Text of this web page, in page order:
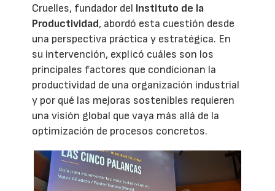
Cruelles, fundador del Instituto de la
Productividad, abordó esta cuestión desde
una perspectiva práctica y estratégica. En
su intervención, explicó cuáles son los
principales factores que condicionan la
productividad de una organización industrial
y por qué las mejoras sostenibles requieren
una visión global que vaya más allá de la
optimización de procesos concretos.